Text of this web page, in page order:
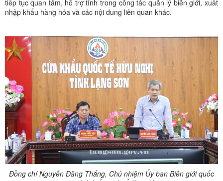
tiếp tục quan tâm, hỗ trợ tỉnh trong công tác quản lý biên giới, xuất
nhập khẩu hàng hóa và các nội dung liên quan khác.
Đồng chí Nguyễn Đăng Thắng, Chủ nhiệm Ủy ban Biên giới quốc